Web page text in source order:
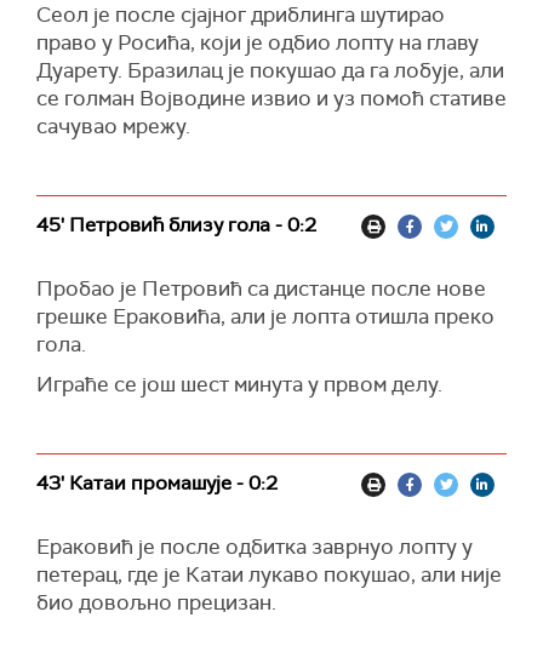
Сеол је после сјајног дриблинга шутирао
право у Росића, који је одбио лопту на главу
Дуарету. Бразилац је покушао да га лобује, али
се голман Војводине извио и уз помоћ стативе
сачувао мрежу.
45' Петровић близу гола - 0:2
Пробао је Петровић са дистанце после нове
грешке Ераковића, али је лопта отишла преко
гола.
Играће се још шест минута у првом делу.
43' Катаи промашује - 0:2
Ераковић је после одбитка заврнуо лопту у
петерац, где је Катаи лукаво покушао, али није
био довољно прецизан.